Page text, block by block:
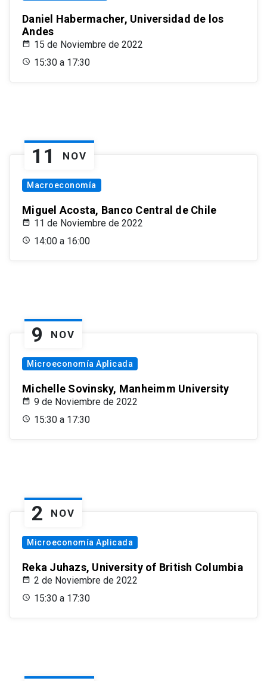
Daniel Habermacher, Universidad de los
Andes
15 de Noviembre de 2022
15:30 a 17:30
11 NOV
Macroeconomía
Miguel Acosta, Banco Central de Chile
11 de Noviembre de 2022
14:00 a 16:00
9 NOV
Microeconomía Aplicada
Michelle Sovinsky, Manheimm University
9 de Noviembre de 2022
15:30 a 17:30
2 NOV
Microeconomía Aplicada
Reka Juhazs, University of British Columbia
2 de Noviembre de 2022
15:30 a 17:30